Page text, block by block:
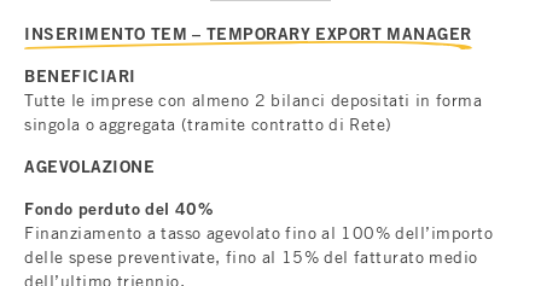
INSERIMENTO TEM – TEMPORARY EXPORT MANAGER
BENEFICIARI
Tutte le imprese con almeno 2 bilanci depositati in forma
singola o aggregata (tramite contratto di Rete)
AGEVOLAZIONE
Fondo perduto del 40%
Finanziamento a tasso agevolato fino al 100% dell’importo
delle spese preventivate, fino al 15% del fatturato medio
dell’ultimo triennio.